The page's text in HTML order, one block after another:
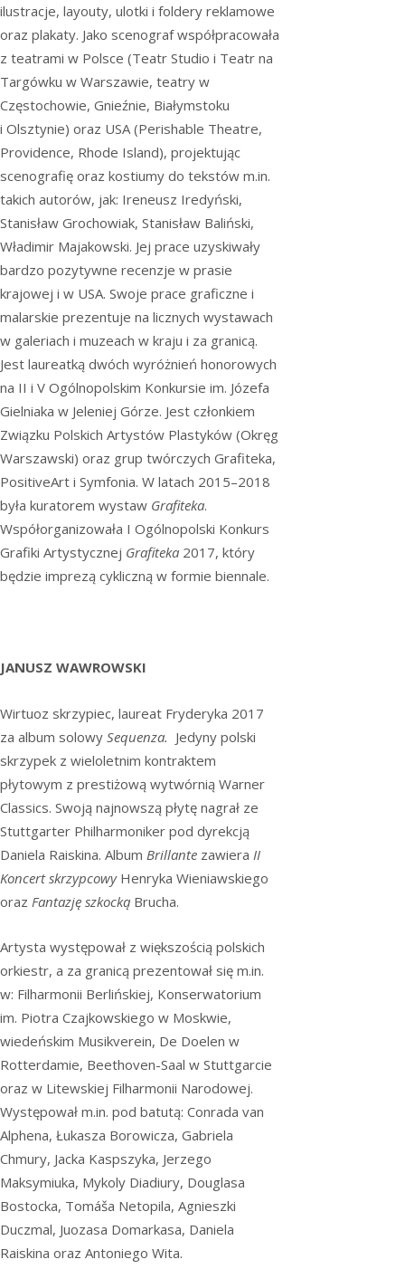
ilustracje, layouty, ulotki i foldery reklamowe
oraz plakaty. Jako scenograf współpracowała
z teatrami w Polsce (Teatr Studio i Teatr na
Targówku w Warszawie, teatry w
Częstochowie, Gnieźnie, Białymstoku
i Olsztynie) oraz USA (Perishable Theatre,
Providence, Rhode Island), projektując
scenografię oraz kostiumy do tekstów m.in.
takich autorów, jak: Ireneusz Iredyński,
Stanisław Grochowiak, Stanisław Baliński,
Władimir Majakowski. Jej prace uzyskiwały
bardzo pozytywne recenzje w prasie
krajowej i w USA. Swoje prace graficzne i
malarskie prezentuje na licznych wystawach
w galeriach i muzeach w kraju i za granicą.
Jest laureatką dwóch wyróżnień honorowych
na II i V Ogólnopolskim Konkursie im. Józefa
Gielniaka w Jeleniej Górze. Jest członkiem
Związku Polskich Artystów Plastyków (Okręg
Warszawski) oraz grup twórczych Grafiteka,
PositiveArt i Symfonia. W latach 2015–2018
była kuratorem wystaw Grafiteka.
Współorganizowała I Ogólnopolski Konkurs
Grafiki Artystycznej Grafiteka 2017, który
będzie imprezą cykliczną w formie biennale.
JANUSZ WAWROWSKI
Wirtuoz skrzypiec, laureat Fryderyka 2017
za album solowy Sequenza. Jedyny polski
skrzypek z wieloletnim kontraktem
płytowym z prestiżową wytwórnią Warner
Classics. Swoją najnowszą płytę nagrał ze
Stuttgarter Philharmoniker pod dyrekcją
Daniela Raiskina. Album Brillante zawiera II
Koncert skrzypcowyHenryka Wieniawskiego
oraz Fantazję szkocką Brucha.
Artysta występował z większością polskich
orkiestr, a za granicą prezentował się m.in.
w: Filharmonii Berlińskiej, Konserwatorium
im. Piotra Czajkowskiego w Moskwie,
wiedeńskim Musikverein, De Doelen w
Rotterdamie, Beethoven-Saal w Stuttgarcie
oraz w Litewskiej Filharmonii Narodowej.
Występował m.in. pod batutą: Conrada van
Alphena, Łukasza Borowicza, Gabriela
Chmury, Jacka Kaspszyka, Jerzego
Maksymiuka, Mykoly Diadiury, Douglasa
Bostocka, Tomáša Netopila, Agnieszki
Duczmal, Juozasa Domarkasa, Daniela
Raiskina oraz Antoniego Wita.